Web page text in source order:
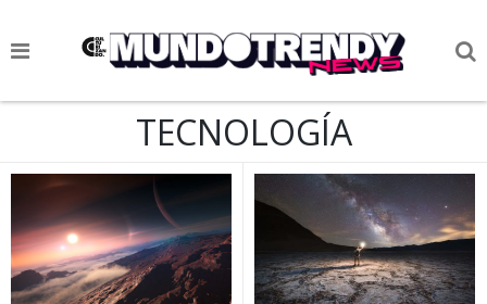
NOTICIAS
CIENCIA Y TECNOLOGÍA
VIDA
SOCIEDAD
TECNOLOGÍA